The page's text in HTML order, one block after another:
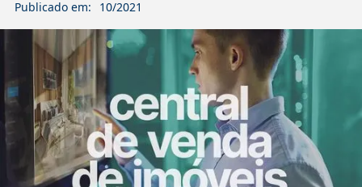
Publicado em: 10/2021